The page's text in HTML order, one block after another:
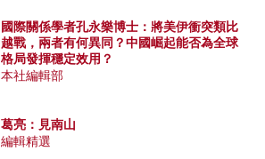
國際關係學者孔永樂博士：將美伊衝突類比
越戰，兩者有何異同？中國崛起能否為全球
格局發揮穩定效用？
本社編輯部
葛亮：見南山
編輯精選